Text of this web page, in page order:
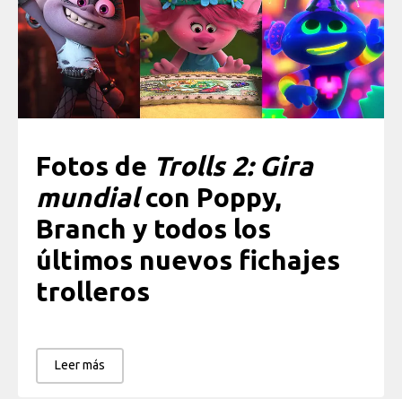
Fotos de Trolls 2: Gira
mundialcon Poppy,
Branch y todos los
últimos nuevos fichajes
trolleros
Leer más